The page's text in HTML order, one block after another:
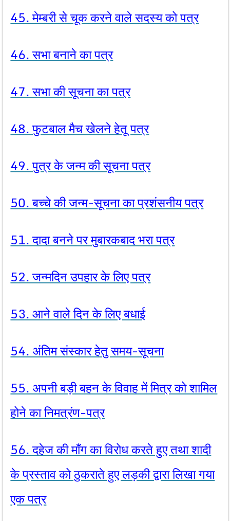
45. मेम्बरी से चूक करने वाले सदस्य को पत्र
46. सभा बनाने का पत्र
47. सभा की सूचना का पत्र
48. फुटबाल मैच खेलने हेतू पत्र
49. पुत्र के जन्म की सूचना पत्र
50. बच्चे की जन्म-सूचना का प्रशंसनीय पत्र
51. दादा बनने पर मुबारकबाद भरा पत्र
52. जन्मदिन उपहार के लिए पत्र
53. आने वाले दिन के लिए बधाई
54. अंतिम संस्कार हेतु समय-सूचना
55. अपनी बड़ी बहन के विवाह में मित्र को शामिल
होने का निमत्रंण-पत्र
56. दहेज की माँग का विरोध करते हुए तथा शादी
के प्रस्ताव को ठुकराते हुए लड़की द्वारा लिखा गया
एक पत्र